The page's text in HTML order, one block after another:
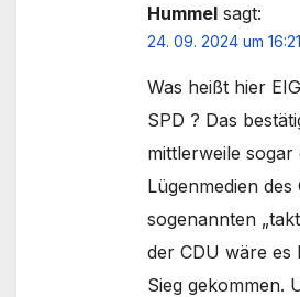
Hummel sagt:
24. 09. 2024 um
Was heißt hier
SPD ? Das
mittlerweile sogar
Lügenmedien des
sogenannten
der CDU wäre es
Sieg gekommen.